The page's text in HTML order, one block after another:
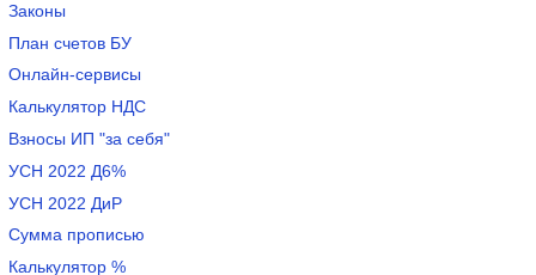
Законы
План счетов БУ
Онлайн-сервисы
Калькулятор НДС
Взносы ИП "за себя"
УСН 2022 Д6%
УСН 2022 ДиР
Сумма прописью
Калькулятор %